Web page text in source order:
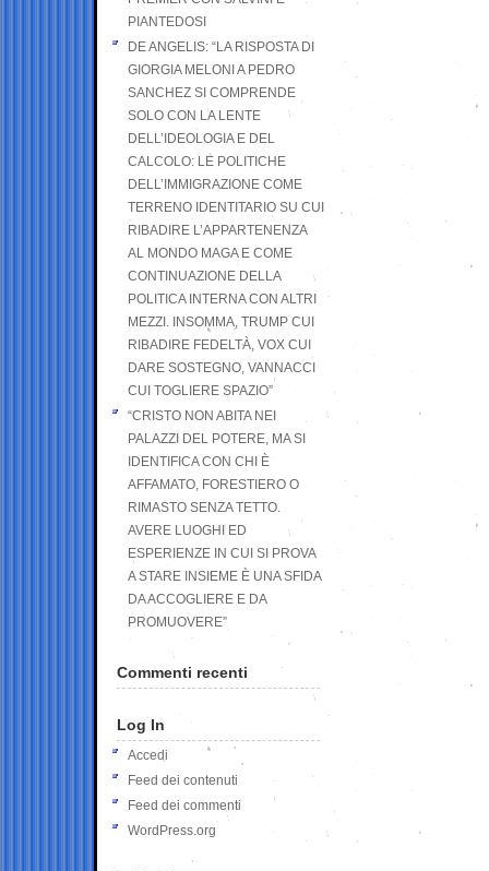
PIANTEDOSI
DE ANGELIS: “LA RISPOSTA DI
GIORGIA MELONI A PEDRO
SANCHEZ SI COMPRENDE
SOLO CON LA LENTE
DELL’IDEOLOGIA E DEL
CALCOLO: LE POLITICHE
DELL’IMMIGRAZIONE COME
TERRENO IDENTITARIO SU CUI
RIBADIRE L’APPARTENENZA
AL MONDO MAGA E COME
CONTINUAZIONE DELLA
POLITICA INTERNA CON ALTRI
MEZZI. INSOMMA, TRUMP CUI
RIBADIRE FEDELTÀ, VOX CUI
DARE SOSTEGNO, VANNACCI
CUI TOGLIERE SPAZIO”
“CRISTO NON ABITA NEI
PALAZZI DEL POTERE, MA SI
IDENTIFICA CON CHI È
AFFAMATO, FORESTIERO O
RIMASTO SENZA TETTO.
AVERE LUOGHI ED
ESPERIENZE IN CUI SI PROVA
A STARE INSIEME È UNA SFIDA
DA ACCOGLIERE E DA
PROMUOVERE”
Commenti recenti
Log In
Accedi
Feed dei contenuti
Feed dei commenti
WordPress.org